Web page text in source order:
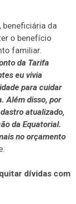
beneficiária da
o benefício
familiar.
da Tarifa
eu vivia
para cuidar
Além disso, por
atualizado,
da Equatorial.
no orçamento
dívidas com